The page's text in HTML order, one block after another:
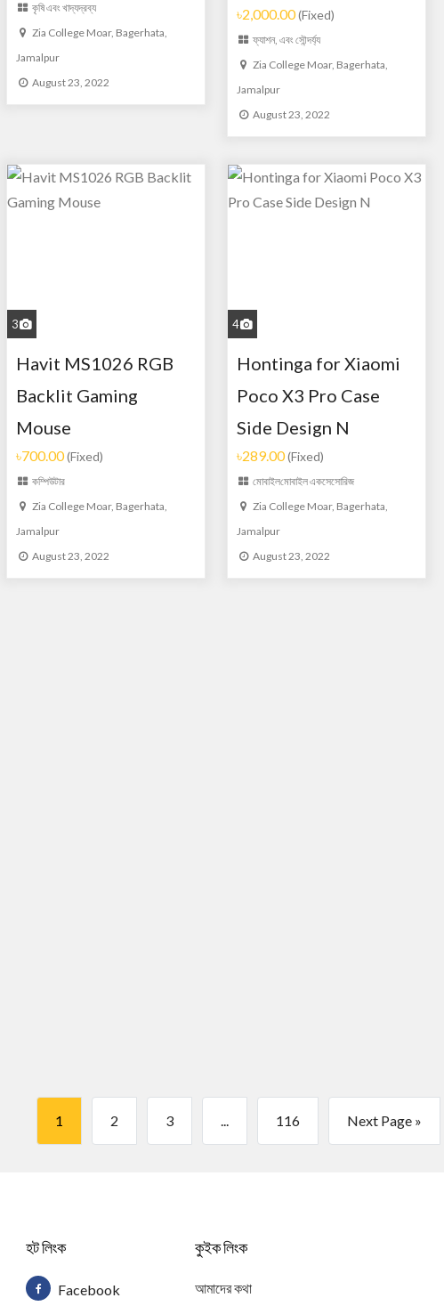
কৃষি এবং খাদ্যদ্রব্য
Zia College Moar, Bagerhata,
Jamalpur
August 23, 2022
৳2,000.00(Fixed)
ফ্যাশন, এবং সৌন্দর্য্য
Zia College Moar, Bagerhata,
Jamalpur
August 23, 2022
3
Havit MS1026 RGB
Backlit Gaming
Mouse
৳700.00(Fixed)
কম্পিউটার
Zia College Moar, Bagerhata,
Jamalpur
August 23, 2022
4
Hontinga for Xiaomi
Poco X3 Pro Case
Side Design N
৳289.00(Fixed)
মোবাইলমোবাইল একসেসোরিজ
Zia College Moar, Bagerhata,
Jamalpur
August 23, 2022
1 2 3 ... 116 Next Page »
হট লিংক
Facebook
কুইক লিংক
আমাদের কথা